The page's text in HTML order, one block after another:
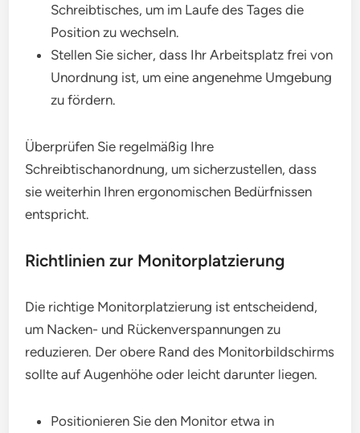
Schreibtisches, um im Laufe des Tages die
Position zu wechseln.
Stellen Sie sicher, dass Ihr Arbeitsplatz frei von
Unordnung ist, um eine angenehme Umgebung
zu fördern.
Überprüfen Sie regelmäßig Ihre
Schreibtischanordnung, um sicherzustellen, dass
sie weiterhin Ihren ergonomischen Bedürfnissen
entspricht.
Richtlinien zur Monitorplatzierung
Die richtige Monitorplatzierung ist entscheidend,
um Nacken- und Rückenverspannungen zu
reduzieren. Der obere Rand des Monitorbildschirms
sollte auf Augenhöhe oder leicht darunter liegen.
Positionieren Sie den Monitor etwa in